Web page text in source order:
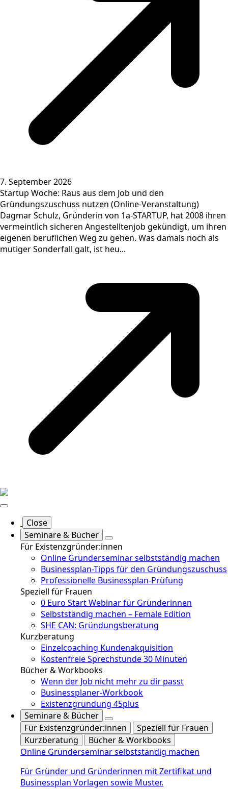
7. September 2026
Startup Woche: Raus aus dem Job und den
Gründungszuschuss nutzen (Online-Veranstaltung)
Dagmar Schulz, Gründerin von 1a-STARTUP, hat 2008 ihren
vermeintlich sicheren Angestelltenjob gekündigt, um ihren
eigenen beruflichen Weg zu gehen. Was damals noch als
mutiger Sonderfall galt, ist heu...
Close
Seminare & Bücher
Für Existenzgründer:innen
Online Gründerseminar selbstständig machen
Businessplan-Tipps für den Gründungszuschuss
Professionelle Businessplan-Prüfung
Speziell für Frauen
0 Euro Start Webinar für Gründerinnen
Selbstständig machen – Female Edition
SHE CAN: Gründungsberatung
Kurzberatung
Einzelcoaching Kundenakquisition
Kostenfreie Sprechstunde 30 Minuten
Bücher & Workbooks
Wenn der Job nicht mehr zu dir passt
Businessplaner-Workbook
Existenzgründung 45plus
Seminare & Bücher
Für Existenzgründer:innen
Speziell für Frauen
Kurzberatung
Bücher & Workbooks
Online Gründerseminar selbstständig machen
Für Gründer und Gründerinnen mit Zertifikat und
Businessplan Vorlagen sowie Muster.